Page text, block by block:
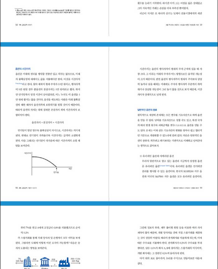
(에이콘, 2018), 「소비자행동에 관한 행동경제학 관점의 연구」, 「카
구」, 「A study on the effect of perceived value of O4O servi
transfer, and visit intention」, 「전교조와 정부 간 게임에 영향을
미친 요인에 관한 연구」 등이 있다. 현재 GS그룹의 전기차 충전 플랫
폼 사업 계열사인 GS차지비(GS ChargEV)의 대표이사를 맡고 있
요한 내용을 추가했다. 내용 흐름에 비약이 있거나 자세한 설명이 필
셋째, 애매한 표현은 문장 하나하나를 다시 쓴다는 심정으로 내용을
못하거나 잘못 이해하는 일이 없도록 짧은 표현 하나에도 정성을 다
해 수정했다.
넷째, 오래된 데이터와 사례는 최근 자료로 업데이트했다. 독자들이
책을 읽는 동안 되도록이면 따끈따끈한 정보를 접할 수 있도록 가능
한 최신의 자료를 수집해 반영하고자 했다.
이번에 정성을 다한 『처음 만나는 금융공학』 개정판이 향후 금융공학
의 저변을 확대하고 금융공학을 공부하고자 하는 분들을 위한 친절한
개론서 역할을 하길 바란다.